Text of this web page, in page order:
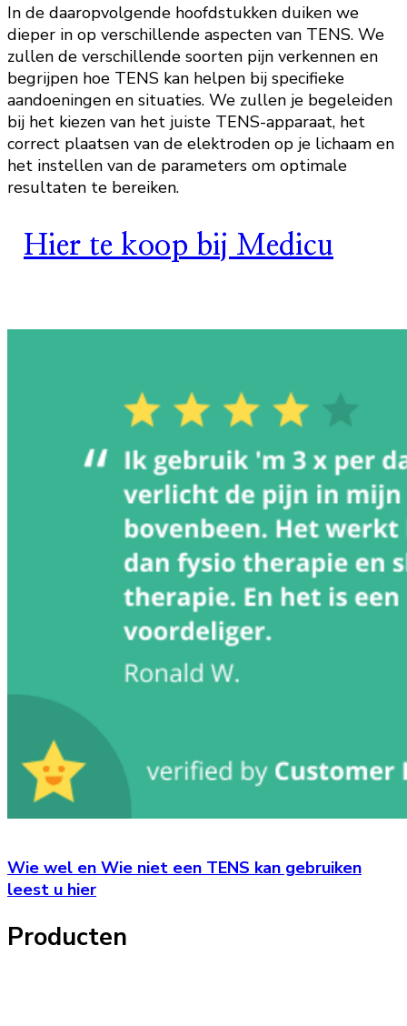
In de daaropvolgende hoofdstukken duiken we
dieper in op verschillende aspecten van TENS. We
zullen de verschillende soorten pijn verkennen en
begrijpen hoe TENS kan helpen bij specifieke
aandoeningen en situaties. We zullen je begeleiden
bij het kiezen van het juiste TENS-apparaat, het
correct plaatsen van de elektroden op je lichaam en
het instellen van de parameters om optimale
resultaten te bereiken.
Hier te koop bij Medicu
Wie wel en Wie niet een TENS kan gebruiken
leest u hier
Producten